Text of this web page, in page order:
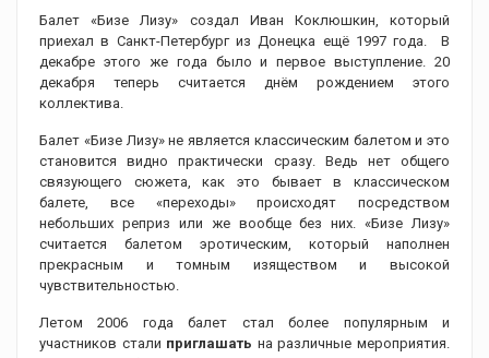
Балет «Бизе Лизу» создал Иван Коклюшкин, который
приехал в Санкт-Петербург из Донецка ещё 1997 года. В
декабре этого же года было и первое выступление. 20
декабря теперь считается днём рождением этого
коллектива.
Балет «Бизе Лизу» не является классическим балетом и это
становится видно практически сразу. Ведь нет общего
связующего сюжета, как это бывает в классическом
балете, все «переходы» происходят посредством
небольших реприз или же вообще без них. «Бизе Лизу»
считается балетом эротическим, который наполнен
прекрасным и томным изяществом и высокой
чувствительностью.
Летом 2006 года балет стал более популярным и
участников стали приглашать на различные мероприятия.